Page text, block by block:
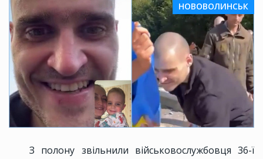
НОВОВОЛИНСЬК
З полону звільнили військовослужбовця 36-ї